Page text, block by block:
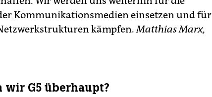
Kommunikationsmedien einsetzen und für
kämpfen.Matthias Marx,
G5 überhaupt?